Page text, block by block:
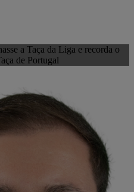
a Taça da Liga e recorda o
de Portugal